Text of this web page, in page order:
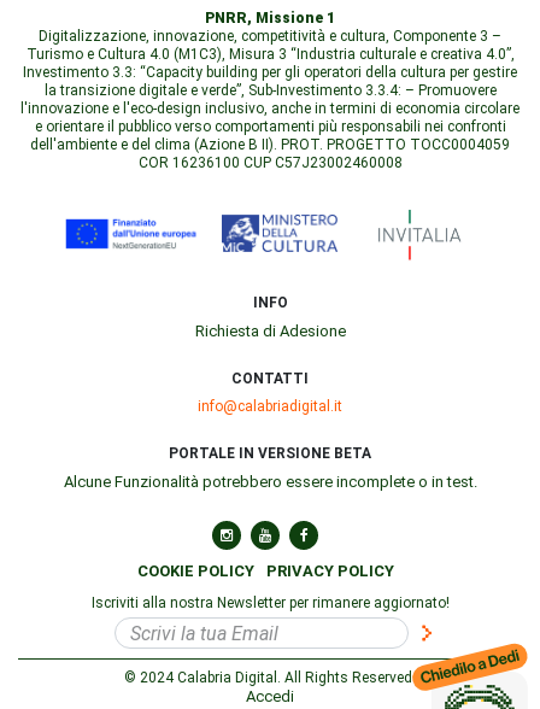
PNRR, Missione 1
Digitalizzazione, innovazione, competitività e cultura, Componente 3 –
Turismo e Cultura 4.0 (M1C3), Misura 3 “Industria culturale e creativa 4.0”,
Investimento 3.3: “Capacity building per gli operatori della cultura per gestire
la transizione digitale e verde”, Sub-Investimento 3.3.4: – Promuovere
l'innovazione e l'eco-design inclusivo, anche in termini di economia circolare
e orientare il pubblico verso comportamenti più responsabili nei confronti
dell'ambiente e del clima (Azione B II). PROT. PROGETTO TOCC0004059
COR 16236100 CUP C57J23002460008
INFO
Richiesta di Adesione
CONTATTI
info@calabriadigital.it
PORTALE IN VERSIONE BETA
Alcune Funzionalità potrebbero essere incomplete o in test.
COOKIE POLICY PRIVACY POLICY
Iscriviti alla nostra Newsletter per rimanere aggiornato!
© 2024 Calabria Digital. All Rights Reserved.
Accedi